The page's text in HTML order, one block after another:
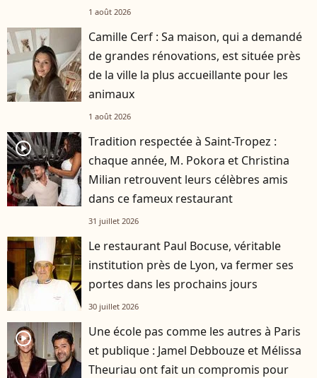
1 août 2026
Camille Cerf : Sa maison, qui a demandé
de grandes rénovations, est située près
de la ville la plus accueillante pour les
animaux
1 août 2026
player2
Tradition respectée à Saint-Tropez :
chaque année, M. Pokora et Christina
Milian retrouvent leurs célèbres amis
dans ce fameux restaurant
31 juillet 2026
Le restaurant Paul Bocuse, véritable
institution près de Lyon, va fermer ses
portes dans les prochains jours
30 juillet 2026
player2
Une école pas comme les autres à Paris
et publique : Jamel Debbouze et Mélissa
Theuriau ont fait un compromis pour